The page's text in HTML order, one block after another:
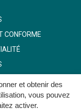
et obtenir des
vous pouvez
activer.
CONFORME